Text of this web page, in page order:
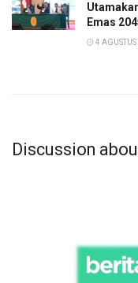
Emas
4
Discussion